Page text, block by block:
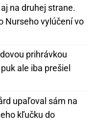
na druhej strane.
Nurseho vylúčení vo
prihrávkou
ale iba prešiel
upaľoval sám na
kľučku do